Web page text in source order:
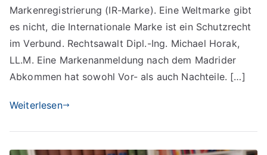
Marke
nach
dem
Madrider
Abkommen
Markenregistrierung (IR-Marke). Eine Weltmarke gibt
es nicht, die Internationale Marke ist ein Schutzrecht
im Verbund. Rechtsawalt Dipl.-Ing. Michael Horak,
LL.M. Eine Markenanmeldung nach dem Madrider
Abkommen hat sowohl Vor- als auch Nachteile. […]
Weiterlesen